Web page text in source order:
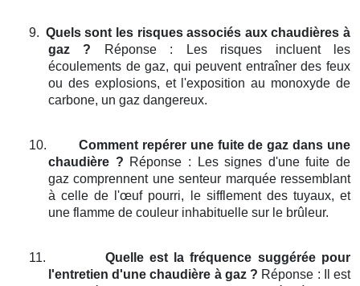
9. Quels sont les risques associés aux chaudières à
gaz ? Réponse : Les risques incluent les
écoulements de gaz, qui peuvent entraîner des feux
ou des explosions, et l'exposition au monoxyde de
carbone, un gaz dangereux.
10.
Comment repérer une fuite de gaz dans une
chaudière ? Réponse : Les signes d'une fuite de
gaz comprennent une senteur marquée ressemblant
à celle de l'œuf pourri, le sifflement des tuyaux, et
une flamme de couleur inhabituelle sur le brûleur.
11.
Quelle est la fréquence suggérée pour
l'entretien d'une chaudière à gaz ? Réponse : Il est